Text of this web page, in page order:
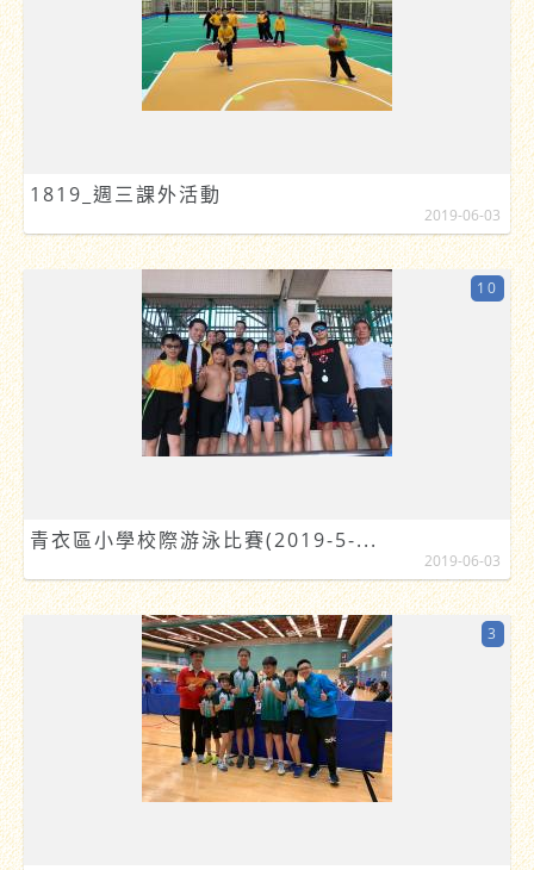
1819_週三課外活動
2019-06-03
青衣區小學校際游泳比賽(2019-5-...
10
2019-06-03
3